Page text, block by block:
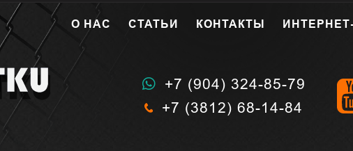
О НАС СТАТЬИ КОНТАКТЫ
+7 (904) 324-85-79
+7 (3812) 68-14-84